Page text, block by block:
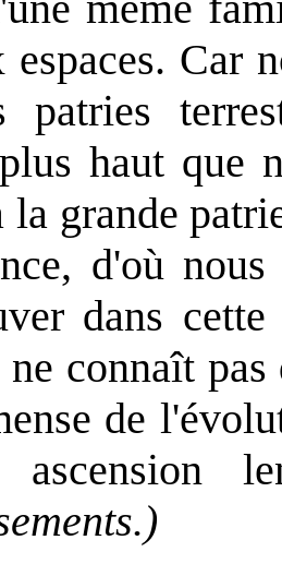
Car
patries
haut que
grande
d'où
dans
connaît
de
ascension